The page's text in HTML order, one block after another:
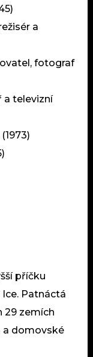
a
fotograf
a televizní
příčku
Patnáctá
29 zemích
a domovské